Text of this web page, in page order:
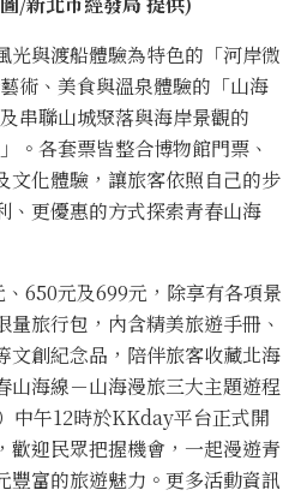
光與渡船體驗為特色的「河岸微
術、美食與溫泉體驗的「山海
串聯山城聚落與海岸景觀的
。各套票皆整合博物館門票、
文化體驗，讓旅客依照自己的步
、更優惠的方式探索青春山海
650元及699元，除享有各項景
旅行包，內含精美旅遊手冊、
文創紀念品，陪伴旅客收藏北海
山海線－山海漫旅三大主題遊程
中午12時於KKday平台正式開
歡迎民眾把握機會，一起漫遊青
豐富的旅遊魅力。更多活動資訊